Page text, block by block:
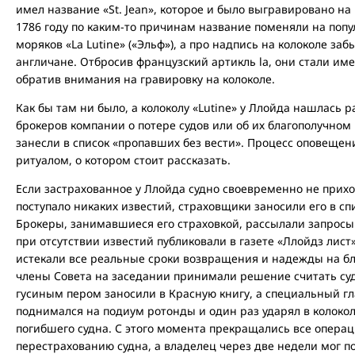
имел название «St. Jean», которое и было выгравировано на
1786 году по каким-то причинам название поменяли на
моряков «La Lutine» («Эльф»), а про надпись на колоколе
англичане. Отбросив французский артикль la, они стали
обратив внимания на гравировку на колоколе.
Как бы там ни было, а колоколу «Lutinе» у Ллойда нашлась
брокеров компании о потере судов или об их
занесли в список «пропавших без вести». Процесс
ритуалом, о котором стоит рассказать.
Если застрахованное у Ллойда судно своевременно не
поступало никаких известий, страховщики заносили его в
Брокеры, занимавшиеся его страховкой, рассылали
при отсутствии известий публиковали в газете «Ллойдз
истекали все реальные сроки возвращения и надежды на
члены Совета на заседании принимали решение считать
гусиным пером заносили в Красную книгу, а специальный
поднимался на подиум ротонды и один раз ударял в
погибшего судна. С этого момента прекращались все
перестрахованию судна, а владелец через две недели мог